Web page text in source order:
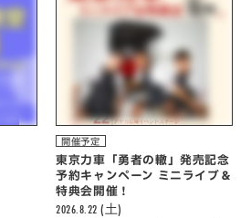
開催予定
東京力車「勇者の轍」発売記念
予約キャンペーン ミニライブ＆
特典会開催！
2026.8.22 (土)